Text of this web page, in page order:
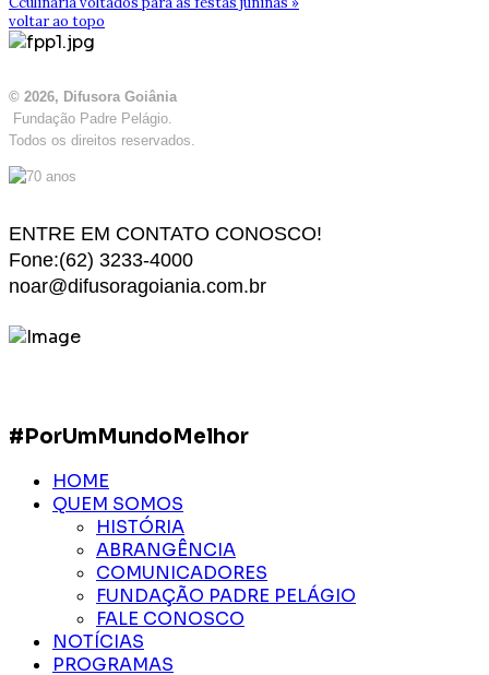
voltar ao topo
© 2026, Difusora Goiânia
Fundação Padre Pelágio.
Todos os direitos reservados.
ENTRE EM CONTATO CONOSCO!
Fone:(62) 3233-4000
noar@difusoragoiania.com.br
#PorUmMundoMelhor
HOME
QUEM SOMOS
HISTÓRIA
ABRANGÊNCIA
COMUNICADORES
FUNDAÇÃO PADRE PELÁGIO
FALE CONOSCO
NOTÍCIAS
PROGRAMAS